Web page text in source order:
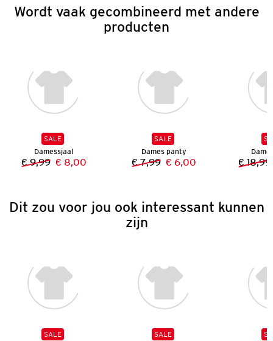
Wordt vaak gecombineerd met andere
producten
SALE
Damessjaal
Vorige prijs:
€ 9,99 Nieuwe prijs:
€ 8,00
SALE
Dames panty
Vorige prijs:
€ 7,99 Nieuwe prijs:
€ 6,00 € 18,99
Dit zou voor jou ook interessant kunnen
zijn
SALE
SALE